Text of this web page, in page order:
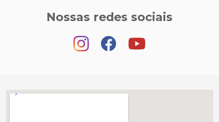
Nossas redes sociais